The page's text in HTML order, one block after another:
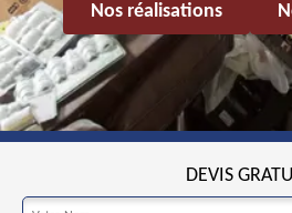
Nos réalisations
DEVIS